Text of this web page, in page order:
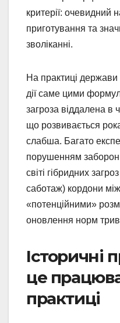
критерії: очевидний
приготування та
зволіканні.
На практиці держави
дії саме цими
загроза віддалена в
що розвивається
слабша. Багато
порушенням
світі гібридних
саботаж) кордони
«потенційними»
оновлення норм
Історичні
це
практиці